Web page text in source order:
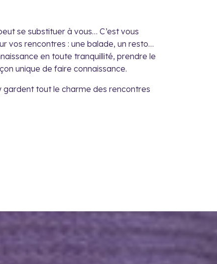
se substituer à vous… C’est vous
vos rencontres : une balade, un resto…
en toute tranquillité, prendre le
unique de faire connaissance.
tout le charme des rencontres